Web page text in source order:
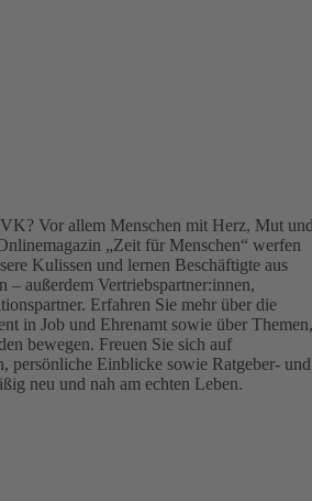
Vor allem Menschen mit Herz, Mut
„Zeit für Menschen“ werfen
Kulissen und lernen Beschäftigte aus
– außerdem Vertriebspartner:innen,
Erfahren Sie mehr über die
in Job und Ehrenamt sowie über Themen,
bewegen. Freuen Sie sich auf
persönliche Einblicke sowie Ratgeber- und
neu und nah am echten Leben.